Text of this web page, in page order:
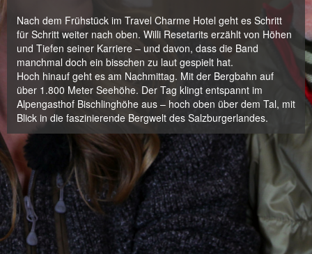
Nach dem Frühstück im Travel Charme Hotel geht es Schritt
für Schritt weiter nach oben. Willi Resetarits erzählt von Höhen
und Tiefen seiner Karriere – und davon, dass die Band
manchmal doch ein bisschen zu laut gespielt hat.
Hoch hinauf geht es am Nachmittag. Mit der Bergbahn auf
über 1.800 Meter Seehöhe. Der Tag klingt entspannt im
Alpengasthof Bischlinghöhe aus – hoch oben über dem Tal, mit
Blick in die faszinierende Bergwelt des Salzburgerlandes.